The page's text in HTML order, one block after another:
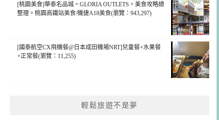
[桃園美食]華泰名品城。GLORIA OUTLETS。美食攻略總
整理。桃園高鐵站美食/機捷A18美食(瀏覽：943,297)
[國泰航空CX飛機餐@日本成田機場NRT]兒童餐+水果餐
+正常餐(瀏覽：11,255)
輕鬆旅遊不是夢